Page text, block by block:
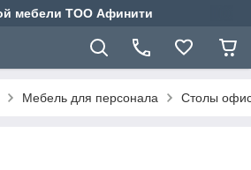
мебели ТОО Афинити
Мебель для персонала Столы